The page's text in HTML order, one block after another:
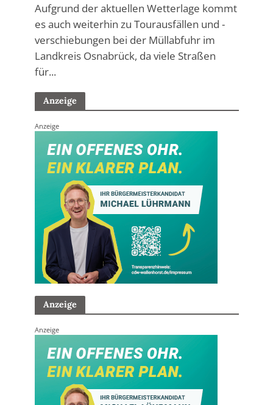
Aufgrund der aktuellen Wetterlage kommt
es auch weiterhin zu Tourausfällen und -
verschiebungen bei der Müllabfuhr im
Landkreis Osnabrück, da viele Straßen
für...
Anzeige
Anzeige
Anzeige
Anzeige